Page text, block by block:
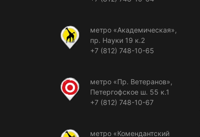
метро «Академическая»,
пр. Науки 19 к.2
+7 (812) 748-10-65
метро «Пр. Ветеранов»,
Петергофское ш. 55 к.1
+7 (812) 748-10-67
метро «Комендантский